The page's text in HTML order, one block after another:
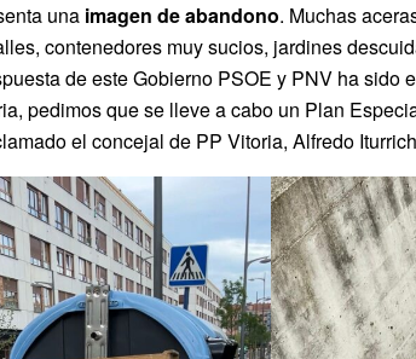
una imagen de abandono. Muchas
contenedores muy sucios, jardines
de este Gobierno PSOE y PNV ha
pedimos que se lleve a cabo un Plan
el concejal de PP Vitoria, Alfredo